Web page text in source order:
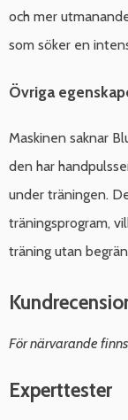
och mer
som söker en
Övriga
Maskinen saknar
den har
under träningen.
träningsprogram,
träning utan
För närvarande
Experttester